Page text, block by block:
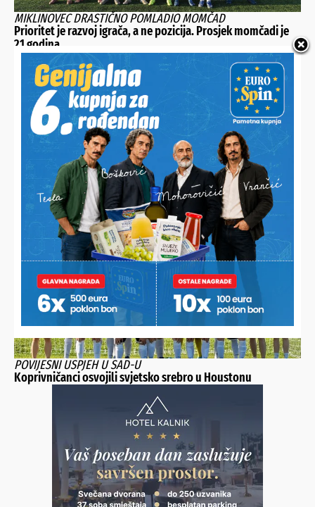
MIKLINOVEC DRASTIČNO POMLADIO MOMČAD
Prioritet je razvoj igrača, a ne pozicija. Prosjek momčadi je
21 godina
U LITVI OSVOJIO ZLATO
Koprivničanac novi europski prvak, digao 232,5 kilograma i
skinuo hrvatski rekord
POVIJESNI USPJEH U SAD-U
Koprivničanci osvojili svjetsko srebro u Houstonu